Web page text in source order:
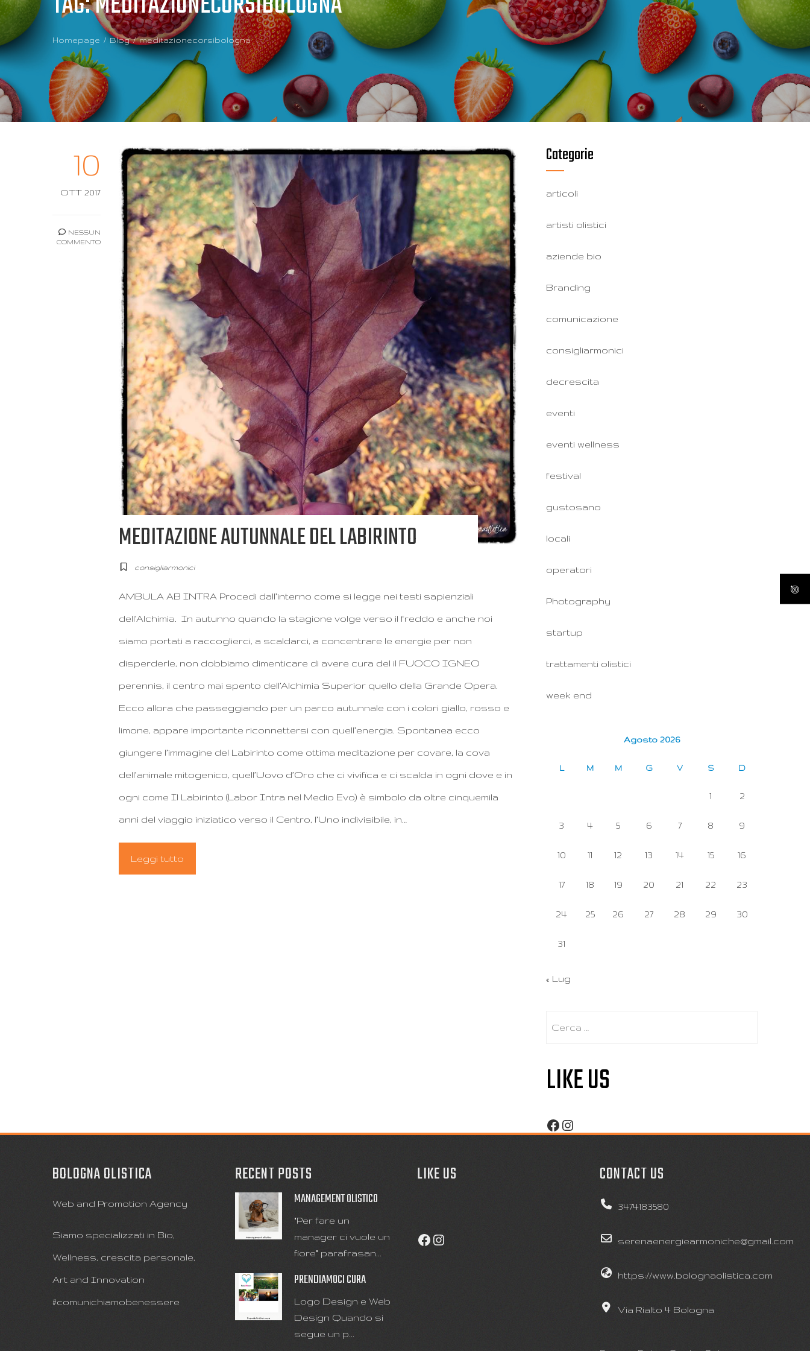
Homepage Blog meditazionecorsibologna
10
OTT 2017
NESSUN
COMMENTO
MEDITAZIONE AUTUNNALE DEL LABIRINTO
consigliarmonici
AMBULA AB INTRA Procedi dall’interno come si legge nei testi sapienziali
dell’Alchimia. In autunno quando la stagione volge verso il freddo e anche noi
siamo portati a raccoglierci, a scaldarci, a concentrare le energie per non
disperderle, non dobbiamo dimenticare di avere cura del il FUOCO IGNEO
perennis, il centro mai spento dell’Alchimia Superior quello della Grande Opera.
Ecco allora che passeggiando per un parco autunnale con i colori giallo, rosso e
limone, appare importante riconnettersi con quell’energia. Spontanea ecco
giungere l’immagine del Labirinto come ottima meditazione per covare, la cova
dell’animale mitogenico, quell’Uovo d’Oro che ci vivifica e ci scalda in ogni dove e in
ogni come Il Labirinto (Labor Intra nel Medio Evo) è simbolo da oltre cinquemila
anni del viaggio iniziatico verso il Centro, l’Uno indivisibile, in…
Leggi tutto
Categorie
articoli
artisti olistici
aziende bio
Branding
comunicazione
consigliarmonici
decrescita
eventi
eventi wellness
festival
gustosano
locali
operatori
Photography
startup
trattamenti olistici
week end
Agosto 2026
L M M G V S D
1 2
3 4 5 6 7 8 9
10 11 12 13 14 15 16
17 18 19 20 21 22 23
24 25 26 27 28 29 30
31
« Lug
LIKE US
Facebook
Instagram
BOLOGNA OLISTICA
Web and Promotion Agency
Siamo specializzati in Bio,
Wellness, crescita personale,
Art and Innovation
#comunichiamobenessere
RECENT POSTS
MANAGEMENT OLISTICO
"Per fare un
manager ci vuole un
fiore" parafrasan...
PRENDIAMOCI CURA
Logo Design e Web
Design Quando si
segue un p...
LIKE US
Facebook
Instagram
CONTACT US
3474183580
serenaenergiearmoniche@gmail.com
https://www.bolognaolistica.com
Via Rialto 4 Bologna